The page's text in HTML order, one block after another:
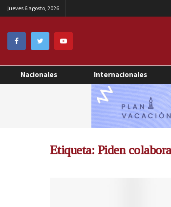
jueves 6 agosto, 2026
Nacionales Internacionales
Etiqueta: Piden